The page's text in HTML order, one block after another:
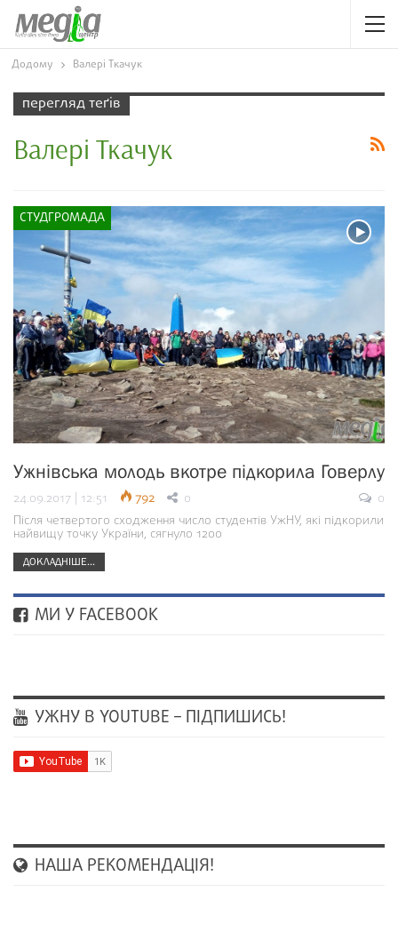
Додому Валері Ткачук
перегляд теґів
Валері Ткачук
СТУДГРОМАДА
Ужнівська молодь вкотре підкорила Говерлу
24.09.2017 | 12:51 792 0
0
Після четвертого сходження число студентів УжНУ, які підкорили
найвищу точку України, сягнуло 1200
ДОКЛАДНІШЕ...
МИ У FACEBOOK
УЖНУ В YOUTUBE – ПІДПИШИСЬ!
НАША РЕКОМЕНДАЦІЯ!